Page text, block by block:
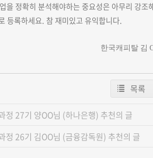
을 정확히 분석해야하는 중요성은 아무리 강조
등록하세요. 참 재미있고 유익합니다.
한국캐피탈 김
목록
정 27기 양OO님 (하나은행) 추천의 글
정 26기 김OO님 (금융감독원) 추천의 글